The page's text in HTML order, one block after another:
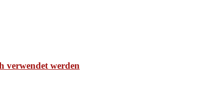
verwendet werden